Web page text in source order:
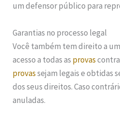
um defensor público para
Garantias no processo legal
Você também tem direito a
acesso a todas as provas
provassejam legais e obtidas
dos seus direitos. Caso
anuladas.